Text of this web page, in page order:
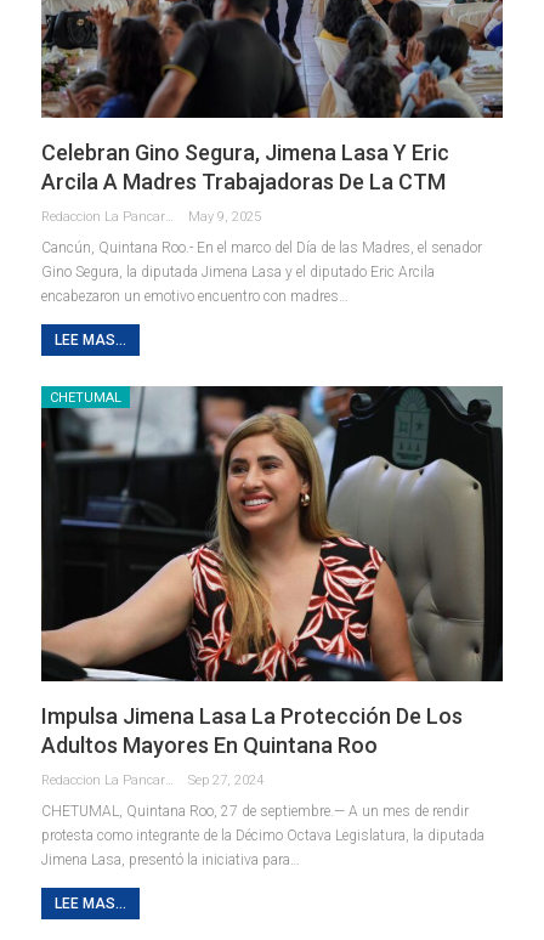
Celebran Gino Segura, Jimena Lasa Y Eric
Arcila A Madres Trabajadoras De La CTM
Redaccion La Pancarta De Quintana Roo May 9, 2025
Cancún, Quintana Roo.- En el marco del Día de las Madres, el senador
Gino Segura, la diputada Jimena Lasa y el diputado Eric Arcila
encabezaron un emotivo encuentro con madres…
LEE MAS...
CHETUMAL
Impulsa Jimena Lasa La Protección De Los
Adultos Mayores En Quintana Roo
Redaccion La Pancarta De Quintana Roo Sep 27, 2024
CHETUMAL, Quintana Roo, 27 de septiembre.— A un mes de rendir
protesta como integrante de la Décimo Octava Legislatura, la diputada
Jimena Lasa, presentó la iniciativa para…
LEE MAS...